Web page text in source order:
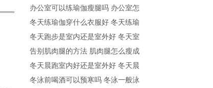
办公室可以练瑜伽瘦腿吗 办公室怎
冬天练瑜伽穿什么衣服好 冬天练瑜
冬天跑步是室内还是室外好 冬天室
告别肌肉腿的方法 肌肉腿怎么瘦成
冬天晨跑室内好还是室外好 冬天晨
冬泳前喝酒可以预寒吗 冬泳一般泳